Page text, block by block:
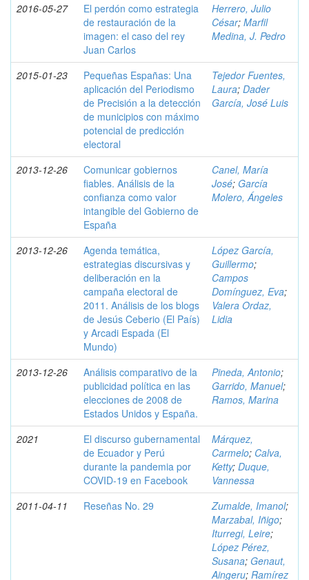
2016-05-27
El perdón como estrategia
de restauración de la
imagen: el caso del rey
Juan Carlos
Herrero, Julio
César; Marfil
Medina, J. Pedro
2015-01-23
Pequeñas Españas: Una
aplicación del Periodismo
de Precisión a la detección
de municipios con máximo
potencial de predicción
electoral
Tejedor Fuentes,
Laura; Dader
García, José Luis
2013-12-26
Comunicar gobiernos
fiables. Análisis de la
confianza como valor
intangible del Gobierno de
España
Canel, María
José; García
Molero, Ángeles
2013-12-26
Agenda temática,
estrategias discursivas y
deliberación en la
campaña electoral de
2011. Análisis de los blogs
de Jesús Ceberio (El País)
y Arcadi Espada (El
Mundo)
López García,
Guillermo;
Campos
Domínguez, Eva;
Valera Ordaz,
Lidia
2013-12-26
Análisis comparativo de la
publicidad política en las
elecciones de 2008 de
Estados Unidos y España.
Pineda, Antonio;
Garrido, Manuel;
Ramos, Marina
2021
El discurso gubernamental
de Ecuador y Perú
durante la pandemia por
COVID-19 en Facebook
Márquez,
Carmelo; Calva,
Ketty; Duque,
Vannessa
2011-04-11
Reseñas No. 29 Zumalde, Imanol;
Marzabal, Iñigo;
Iturregi, Leire;
López Pérez,
Susana; Genaut,
Aingeru; Ramírez